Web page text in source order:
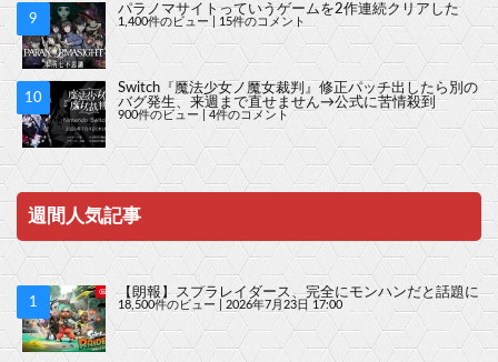
パラノマサイトっていうゲームを2作連続クリアした
1,400件のビュー 15件のコメント
Switch『魔法少女ノ魔女裁判』修正パッチ出したら別の
バグ発生、来週まで直せません→公式に苦情殺到
900件のビュー |4件のコメント
週間人気記事
【朗報】スプラレイダース、完全にモンハンだと話題に
18,500件のビュー 2026年7月23日 17:00